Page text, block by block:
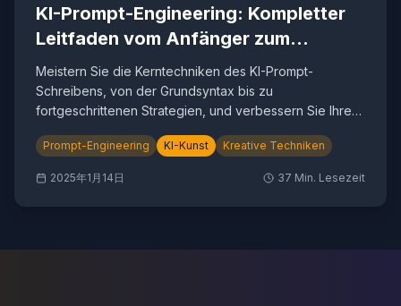
KI-Prompt-Engineering: Kompletter
Leitfaden vom Anfänger zum
Experten
Meistern Sie die Kerntechniken des KI-Prompt-
Schreibens, von der Grundsyntax bis zu
fortgeschrittenen Strategien, und verbessern Sie Ihre
Prompt-Engineering KI-Kunst Kreative Techniken
2025年1月14日 37 Min. Lesezeit